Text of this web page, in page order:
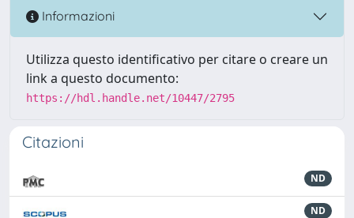
Informazioni
Utilizza questo identificativo per citare o creare un
link a questo documento:
https://hdl.handle.net/10447/2795
Citazioni
ND
ND